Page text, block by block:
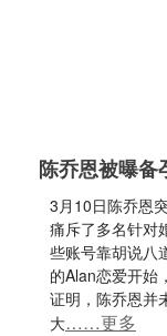
陈乔恩被曝备
3月10日陈乔恩
痛斥了多名针对
些账号靠胡说八
的Alan恋爱开始
证明，陈乔恩并
大……更多